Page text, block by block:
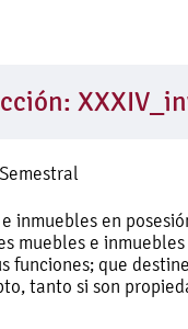
Semestral
inmuebles en
muebles e
funciones; que
tanto si son